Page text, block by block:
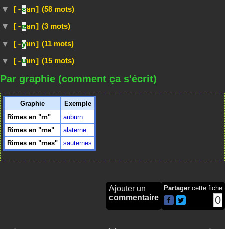
[-ɛʁn] (58 mots)
[-œʁn] (3 mots)
[-yʁn] (11 mots)
[-uʁn] (15 mots)
Par graphie (comment ça s'écrit)
Graphie
Exemple
Rimes en "rn"
auburn
Rimes en "rne"
alaterne
Rimes en "rnes"
sauternes
Ajouter un
commentaire
Partager cette fiche
0